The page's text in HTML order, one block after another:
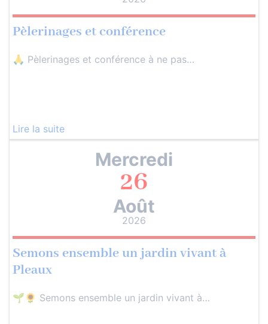
Pèlerinages et conférence
🙏 Pèlerinages et conférence à ne pas…
Lire la suite
Mercredi
26
Août
2026
Semons ensemble un jardin vivant à
Pleaux
🌱🌻 Semons ensemble un jardin vivant à…